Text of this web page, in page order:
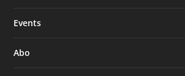
Events
Abo